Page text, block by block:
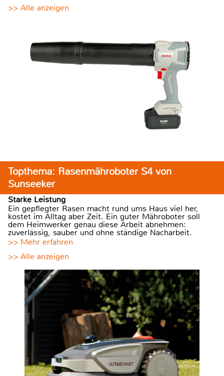
>> Alle anzeigen
Topthema: Rasenmähroboter S4 von
Sunseeker
Starke Leistung
Ein gepflegter Rasen macht rund ums Haus viel her,
kostet im Alltag aber Zeit. Ein guter Mähroboter soll
dem Heimwerker genau diese Arbeit abnehmen:
zuverlässig, sauber und ohne ständige Nacharbeit.
>> Mehr erfahren
>> Alle anzeigen